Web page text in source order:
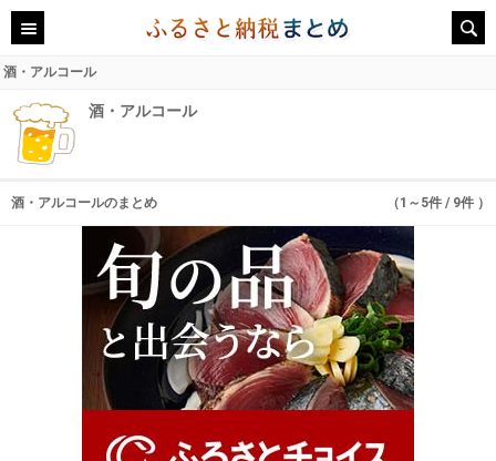
酒・アルコール
酒・アルコール
酒・アルコールのまとめ （1～5件 / 9件 ）